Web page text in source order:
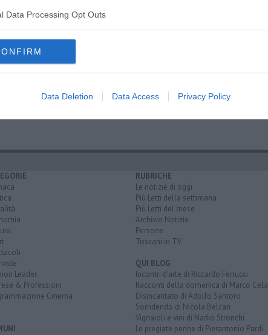
Data Processing Opt Outs
Data Deletion Data Access Privacy Policy
iscriviti allaNewsletter QUInews - ToscanaMedia.
nella tua casella di posta.
Leader
& Professioni
Cinema
RUBRICHE
Le notizie di oggi
Più Letti della settimana
Più Letti del mese
Archivio Notizie
Persone
Toscani in TV
QUI BLOG
Incontri d'arte di Riccardo Ferrucci
Racconti della domenica di Marco
Disincantato di Adolfo Santoro
Sorridendo di Nicola Belcari
Vignaioli e vini di Nadio Stronchi
Le pregiate penne di Pierantonio Pardi